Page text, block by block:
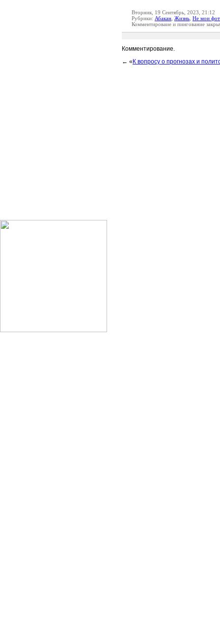
Вторник, 19 Сентябрь, 2023, 21:12
Рубрики: Абакан Жизнь Не мои
Комментироваие и пингование
Комментирование.
← « К вопросу о прогнозах и